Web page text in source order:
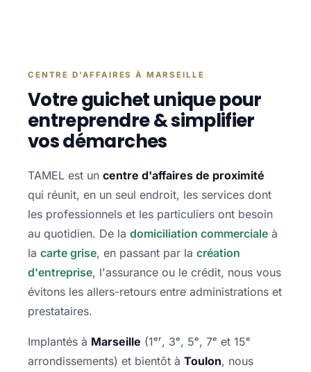
CENTRE D'AFFAIRES À MARSEILLE
Votre guichet unique pour
entreprendre & simplifier
vos démarches
TAMEL est un centre d'affaires de proximité
qui réunit, en un seul endroit, les services dont
les professionnels et les particuliers ont besoin
au quotidien. De la domiciliation commerciale à
la carte grise, en passant par la création
d'entreprise, l'assurance ou le crédit, nous vous
évitons les allers-retours entre administrations et
prestataires.
Implantés à Marseille (1ᵉʳ, 3ᵉ, 5ᵉ, 7ᵉ et 15ᵉ
arrondissements) et bientôt à Toulon, nous